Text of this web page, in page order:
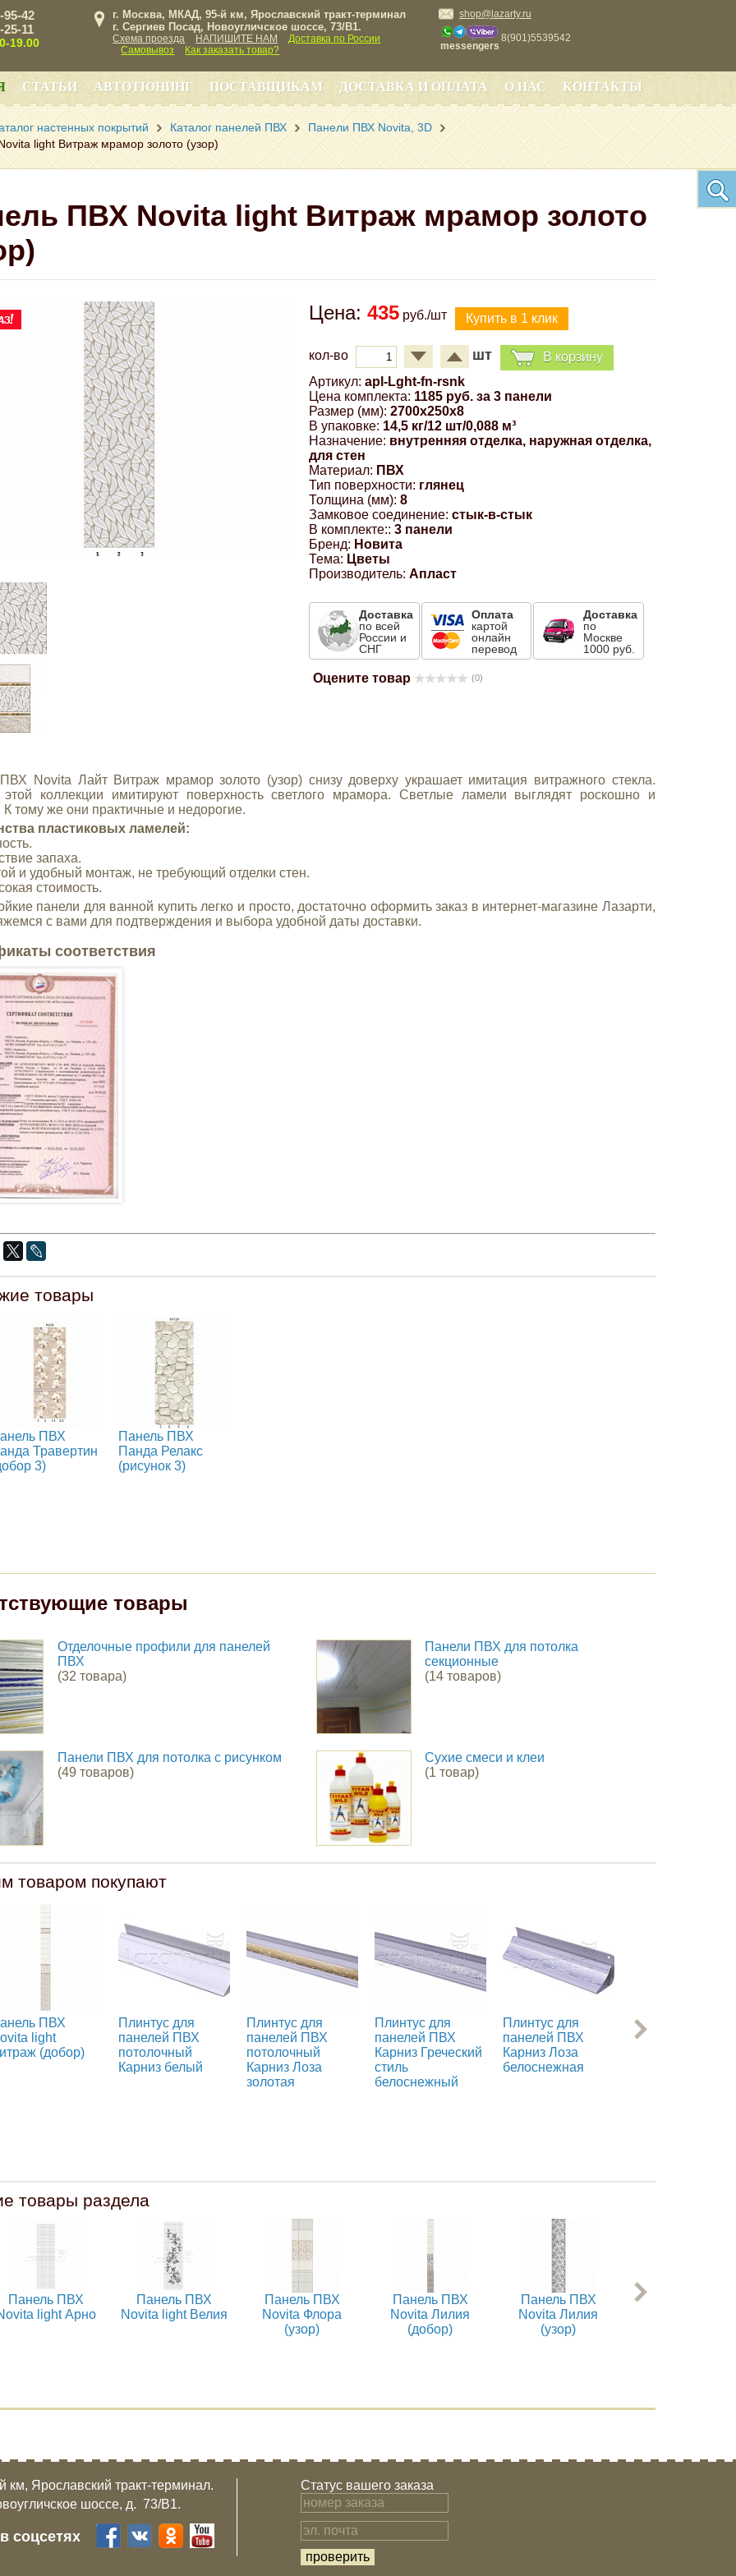
95-42
25-11
19.00
г. Москва, МКАД, 95-й км, Ярославский тракт-терминал
г. Сергиев Посад, Новоугличское шоссе, 73/B1.
Схема проезда НАПИШИТЕ НАМ
Доставка по России
Самовывоз
Как заказать товар?
shop@lazarty.ru
messengers
8(901)5539542
СТАТЬИ АВТОТЮНИНГ ПОСТАВЩИКАМ ДОСТАВКА И ОПЛАТА О НАС КОНТАКТЫ
настенных покрытий Каталог панелей ПВХ
Панели ПВХ Novita, 3D
light Витраж мрамор золото (узор)
ПВХ Novita light Витраж мрамор золото
Цена:435 руб./шт
кол-во шт
В корзину
Артикул: apl-Lght-fn-rsnk
Цена комплекта: 1185 руб. за 3 панели
Размер (мм): 2700x250x8
В упаковке: 14,5 кг/12 шт/0,088 м³
Назначение: внутренняя отделка, наружная отделка,
для стен
Материал: ПВХ
Тип поверхности: глянец
Толщина (мм): 8
Замковое соединение: стык-в-стык
В комплекте:: 3 панели
Бренд: Новита
Тема: Цветы
Производитель: Апласт
Доставка
по всей
России и
СНГ
Оплата
картой
онлайн
перевод
Доставка
по
Москве
1000 руб.
Оцените товар (0)
Novita Лайт Витраж мрамор золото (узор) снизу доверху украшает имитация витражного стекла.
коллекции имитируют поверхность светлого мрамора. Светлые ламели выглядят роскошно и
К тому же они практичные и недорогие.
пластиковых ламелей:
запаха.
и удобный монтаж, не требующий отделки стен.
стоимость.
панели для ванной купить легко и просто, достаточно оформить заказ в интернет-магазине Лазарти,
с вами для подтверждения и выбора удобной даты доставки.
соответствия
товары
ПВХ
Травертин
3)
Панель ПВХ
Панда Релакс
(рисунок 3)
товары
Отделочные профили для панелей
ПВХ
(32 товара)
Панели ПВХ для потолка
секционные
(14 товаров)
Панели ПВХ для потолка с рисунком
(49 товаров)
Сухие смеси и клеи
(1 товар)
товаром покупают
ПВХ
light
(добор)
Плинтус для
панелей ПВХ
потолочный
Карниз белый
Плинтус для
панелей ПВХ
потолочный
Карниз Лоза
золотая
Плинтус для
панелей ПВХ
Карниз Греческий
стиль
белоснежный
Плинтус для
панелей ПВХ
Карниз Лоза
белоснежная
Плинтус для
панелей ПВХ
товары раздела
Панель ПВХ
light Арно
Панель ПВХ
Novita light Велия
Панель ПВХ
Novita Флора
(узор)
Панель ПВХ
Novita Лилия
(добор)
Панель ПВХ
Novita Лилия
(узор)
км, Ярославский тракт-терминал.
шоссе, д. 73/B1.
соцсетях
Статус вашего заказа